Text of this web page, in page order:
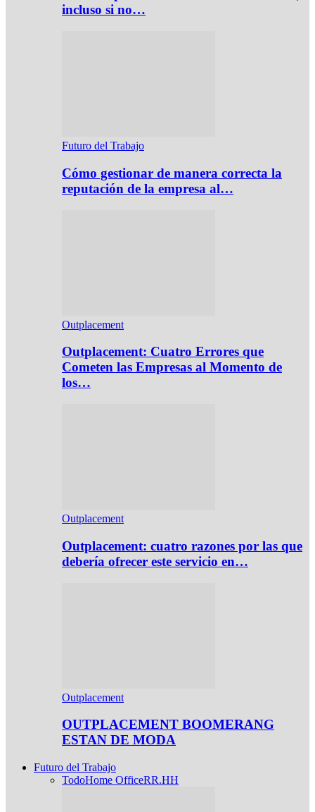
incluso si no…
Futuro del Trabajo
Cómo gestionar de manera correcta la
reputación de la empresa al…
Outplacement
Outplacement: Cuatro Errores que
Cometen las Empresas al Momento de
los…
Outplacement
Outplacement: cuatro razones por las que
debería ofrecer este servicio en…
Outplacement
OUTPLACEMENT BOOMERANG
ESTAN DE MODA
Futuro del Trabajo
TodoHome OfficeRR.HH